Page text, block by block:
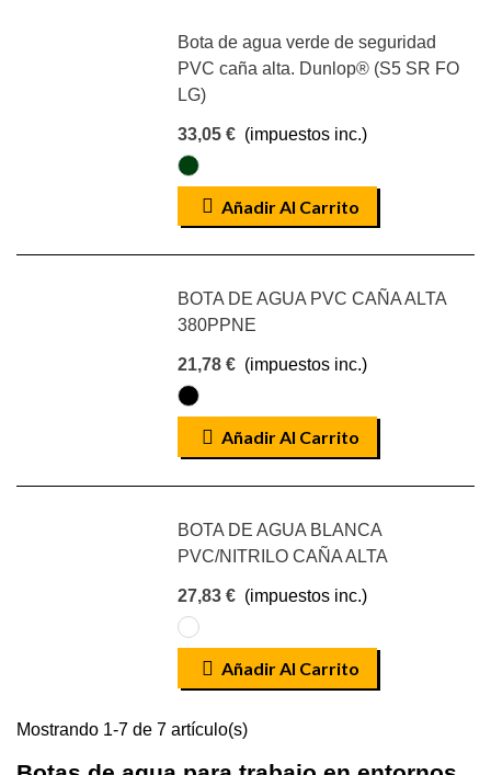
Bota de agua verde de seguridad
PVC caña alta. Dunlop® (S5 SR FO
LG)
33,05 € (impuestos inc.)
VERDE
Añadir Al Carrito
BOTA DE AGUA PVC CAÑA ALTA
380PPNE
21,78 € (impuestos inc.)
NEGRO
Añadir Al Carrito
BOTA DE AGUA BLANCA
PVC/NITRILO CAÑA ALTA
27,83 € (impuestos inc.)
BLANCO
Añadir Al Carrito
Mostrando 1-7 de 7 artículo(s)